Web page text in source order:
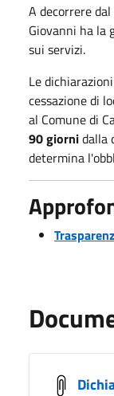
A decorrere
Giovanni ha
sui servizi.
Le
cessazione di
al Comune di
90 giornidalla
determina